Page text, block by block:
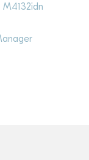
M4132idn